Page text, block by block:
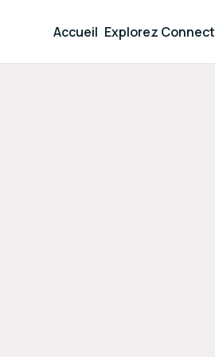
Accueil Explorez Connect